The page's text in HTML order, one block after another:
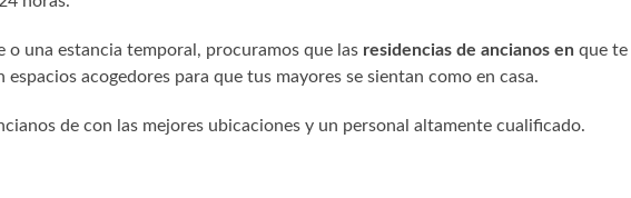
o una estancia temporal, procuramos que las residencias de ancianos en que te
acogedores para que tus mayores se sientan como en casa.
de con las mejores ubicaciones y un personal altamente cualificado.